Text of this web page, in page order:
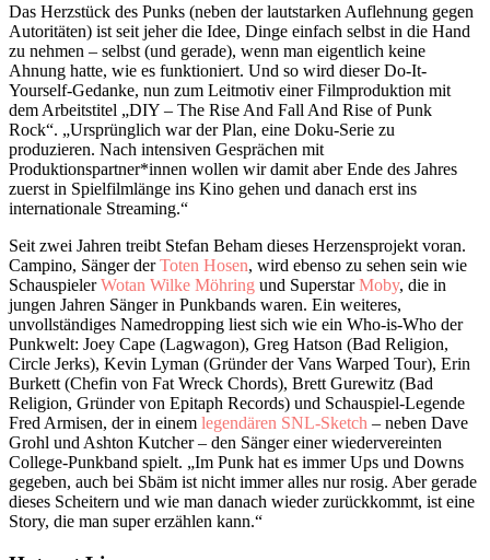
Das Herzstück des Punks (neben der lautstarken Auflehnung gegen
Autoritäten) ist seit jeher die Idee, Dinge einfach selbst in die Hand
zu nehmen – selbst (und gerade), wenn man eigentlich keine
Ahnung hatte, wie es funktioniert. Und so wird dieser Do-It-
Yourself-Gedanke, nun zum Leitmotiv einer Filmproduktion mit
dem Arbeitstitel „DIY – The Rise And Fall And Rise of Punk
Rock“. „Ursprünglich war der Plan, eine Doku-Serie zu
produzieren. Nach intensiven Gesprächen mit
Produktionspartner*innen wollen wir damit aber Ende des Jahres
zuerst in Spielfilmlänge ins Kino gehen und danach erst ins
internationale Streaming.“
Seit zwei Jahren treibt Stefan Beham dieses Herzensprojekt voran.
Campino, Sänger derToten Hosen, wird ebenso zu sehen sein wie
SchauspielerWotan Wilke Möhring und SuperstarMoby, die in
jungen Jahren Sänger in Punkbands waren. Ein weiteres,
unvollständiges Namedropping liest sich wie ein Who-is-Who der
Punkwelt: Joey Cape (Lagwagon), Greg Hatson (Bad Religion,
Circle Jerks), Kevin Lyman (Gründer der Vans Warped Tour), Erin
Burkett (Chefin von Fat Wreck Chords), Brett Gurewitz (Bad
Religion, Gründer von Epitaph Records) und Schauspiel-Legende
Fred Armisen, der in einem legendären SNL-Sketch – neben Dave
Grohl und Ashton Kutcher – den Sänger einer wiedervereinten
College-Punkband spielt. „Im Punk hat es immer Ups und Downs
gegeben, auch bei Sbäm ist nicht immer alles nur rosig. Aber gerade
dieses Scheitern und wie man danach wieder zurückkommt, ist eine
Story, die man super erzählen kann.“